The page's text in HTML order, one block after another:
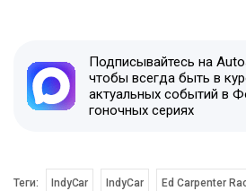
Подписывайтесь на
чтобы всегда быть в
актуальных событий в
гоночных сериях
Теги: IndyCar IndyCar Ed Carpenter